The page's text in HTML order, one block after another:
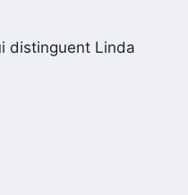
distinguent Linda